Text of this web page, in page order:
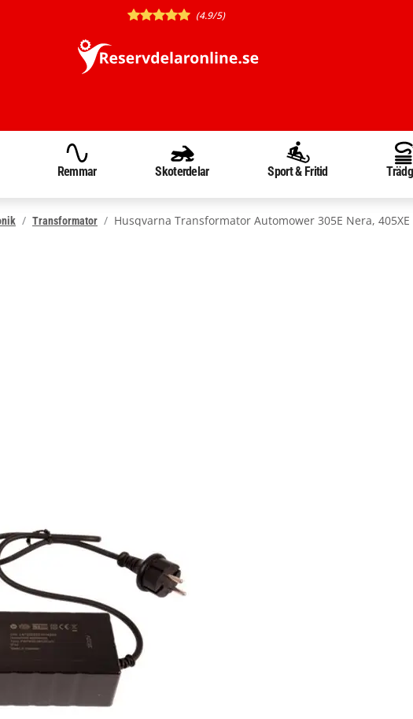
(4.9/5)
Remmar Skoterdelar Sport & Fritid
Transformator Husqvarna Transformator Automower 305E Nera, 405XE